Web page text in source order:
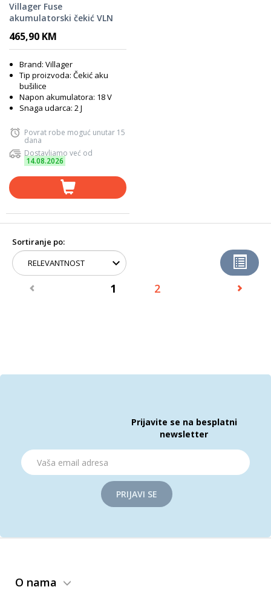
Villager Fuse
akumulatorski čekić VLN
465,90 KM
Brand: Villager
Tip proizvoda: Čekić aku
bušilice
Napon akumulatora: 18 V
Snaga udarca: 2 J
Povrat robe moguć unutar 15
dana
Dostavljamo već od
14.08.2026
Sortiranje po:
1 2
Prijavite se na besplatni
newsletter
PRIJAVI SE
O nama